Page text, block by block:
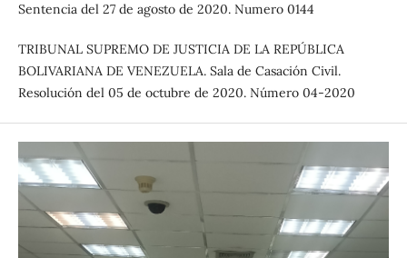
Sentencia del 27 de agosto de 2020. Numero 0144
TRIBUNAL SUPREMO DE JUSTICIA DE LA REPÚBLICA
BOLIVARIANA DE VENEZUELA. Sala de Casación Civil.
Resolución del 05 de octubre de 2020. Número 04-2020